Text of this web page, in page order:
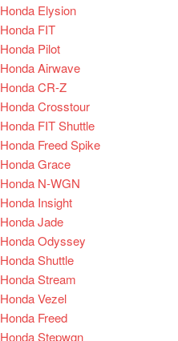
Honda Elysion
Honda FIT
Honda Pilot
Honda Airwave
Honda CR-Z
Honda Crosstour
Honda FIT Shuttle
Honda Freed Spike
Honda Grace
Honda N-WGN
Honda Insight
Honda Jade
Honda Odyssey
Honda Shuttle
Honda Stream
Honda Vezel
Honda Freed
Honda Stepwgn